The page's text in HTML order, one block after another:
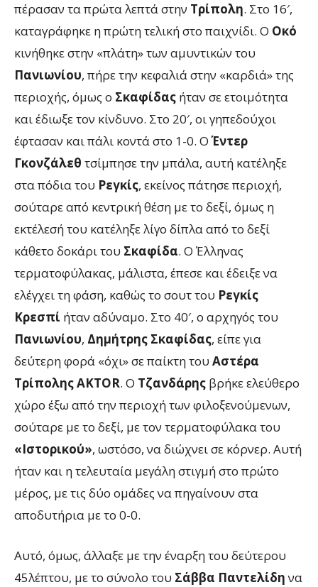
πέρασαν τα πρώτα λεπτά στην Τρίπολη. Στο 16′,
καταγράφηκε η πρώτη τελική στο παιχνίδι. Ο Οκό
κινήθηκε στην «πλάτη» των αμυντικών του
Πανιωνίου, πήρε την κεφαλιά στην «καρδιά» της
περιοχής, όμως ο Σκαφίδας ήταν σε ετοιμότητα
και έδιωξε τον κίνδυνο. Στο 20′, οι γηπεδούχοι
έφτασαν και πάλι κοντά στο 1-0. ΟΈντερ
Γκονζάλεθ τσίμπησε την μπάλα, αυτή κατέληξε
στα πόδια του Ρεγκίς, εκείνος πάτησε περιοχή,
σούταρε από κεντρική θέση με το δεξί, όμως η
εκτέλεσή του κατέληξε λίγο δίπλα από το δεξί
κάθετο δοκάρι του Σκαφίδα. Ο Έλληνας
τερματοφύλακας, μάλιστα, έπεσε και έδειξε να
ελέγχει τη φάση, καθώς το σουτ του Ρεγκίς
Κρεσπί ήταν αδύναμο. Στο 40′, ο αρχηγός του
Πανιωνίου, Δημήτρης Σκαφίδας, είπε για
δεύτερη φορά «όχι» σε παίκτη του Αστέρα
Τρίπολης AKTOR. Ο Τζανδάρης βρήκε ελεύθερο
χώρο έξω από την περιοχή των φιλοξενούμενων,
σούταρε με το δεξί, με τον τερματοφύλακα του
«Ιστορικού», ωστόσο, να διώχνει σε κόρνερ. Αυτή
ήταν και η τελευταία μεγάλη στιγμή στο πρώτο
μέρος, με τις δύο ομάδες να πηγαίνουν στα
αποδυτήρια με το 0-0.
Αυτό, όμως, άλλαξε με την έναρξη του δεύτερου
45λέπτου, με το σύνολο του Σάββα Παντελίδηνα